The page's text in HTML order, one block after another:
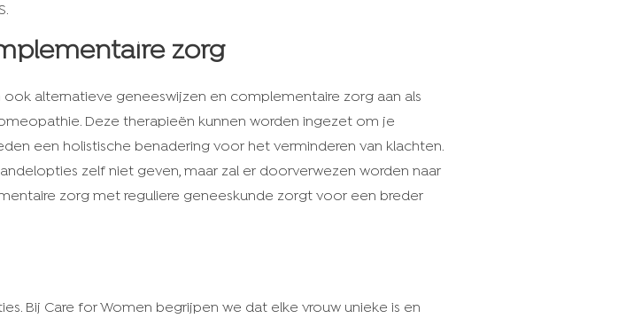
zorg
alternatieve geneeswijzen en complementaire zorg aan als
Deze therapieën kunnen worden ingezet om je
een holistische benadering voor het verminderen van klachten.
zelf niet geven, maar zal er doorverwezen worden naar
zorg met reguliere geneeskunde zorgt voor een breder
Bij Care for Women begrijpen we dat elke vrouw unieke is en